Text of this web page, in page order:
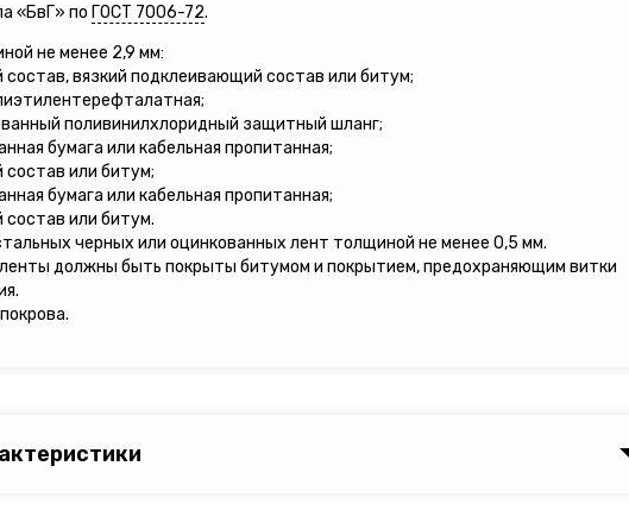
«БвГ» по ГОСТ 7006-72.
не менее 2,9 мм:
вязкий подклеивающий состав или битум;
поливинилхлоридный защитный шланг;
бумага или кабельная пропитанная;
или битум;
бумага или кабельная пропитанная;
или битум.
черных или оцинкованных лент толщиной не менее 0,5 мм.
должны быть покрыты битумом и покрытием, предохраняющим витки